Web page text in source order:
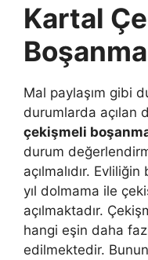
Kartal
Mal paylaşım gibi
durumlarda açılan
çekişmeli
durum
açılmalıdır.
yıl dolmama ile
açılmaktadır.
hangi eşin daha
edilmektedir.